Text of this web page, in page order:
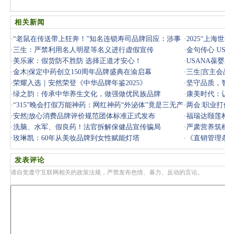
相关新闻
·“老鼠在传送带上狂奔！”知名连锁寿司品牌回应：涉事
门店停
·2025“上海
系增长速
·三生：严禁利用名人明星等名义进行虚假宣传 ·金句传心
· 美乐家：假货防不胜防 选择正道才安心！ ·USANA葆
·金木|保定中药创立150周年品牌盛典在渝启幕 ·三生|宫主
·荣耀入选｜安然荣登《中华品牌年鉴2025》 · 坚守品质，
·绿之韵：传承中华养生文化，做强做优民族品牌 · 康美时代：
·“315”晚会打假万能神药：网红神药“外泌体”竟是三无产
品
· 两会:职业
·安然|放心消费品牌评价规范团体标准正式发布 ·福瑞达颐莲
·洗脑、水军、假良药！法官拆解保健品宣传骗局 · 严肃营养筑
牌高质量发
·玫琳凯：60年从美妆品牌到女性赋能灯塔 ·
《直销管
传行为”
发表评论
请自觉遵守互联网相关的政策法规，严禁发布色情、暴力、反动的言论。